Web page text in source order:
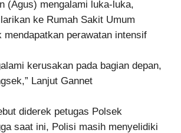
(Agus) mengalami luka-luka,
ke Rumah Sakit Umum
mendapatkan perawatan intensif
kerusakan pada bagian depan,
Lanjut Gannet
diderek petugas Polsek
saat ini, Polisi masih menyelidiki